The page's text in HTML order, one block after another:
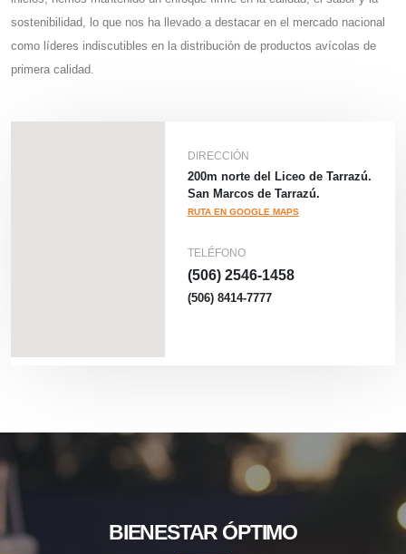
sostenibilidad, lo que nos ha llevado a destacar en el mercado nacional
como líderes indiscutibles en la distribución de productos avícolas de
primera calidad.
DIRECCIÓN
200m norte del Liceo de Tarrazú.
San Marcos de Tarrazú.
RUTA EN GOOGLE MAPS
TELÉFONO
(506) 2546-1458
(506) 8414-7777
BIENESTAR ÓPTIMO